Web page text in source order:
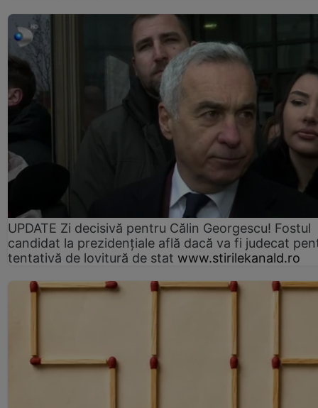
UPDATE Zi decisivă pentru Călin Georgescu! Fostul
candidat la prezidențiale află dacă va fi judecat
tentativă de lovitură de stat www.stirilekanald.ro